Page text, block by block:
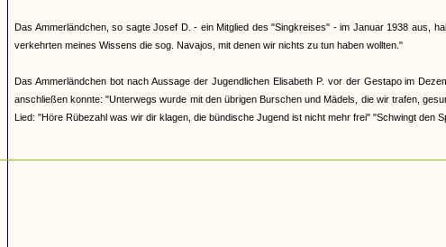
Das Ammerländchen, so sagte Josef D. - ein Mitglied des "Singkreises" - im Januar 1938 aus,
verkehrten meines Wissens die sog. Navajos, mit denen wir nichts zu tun haben wollten."
Das Ammerländchen bot nach Aussage der Jugendlichen Elisabeth P. vor der Gestapo im
anschließen konnte: "Unterwegs wurde mit den übrigen Burschen und Mädels, die wir trafen,
Lied: "Höre Rübezahl was wir dir klagen, die bündische Jugend ist nicht mehr frei" "Schwingt den